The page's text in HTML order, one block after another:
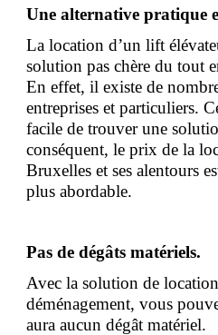
Une alternative pratique
La location d’un lift
solution pas chère du tout
En effet, il existe de
entreprises et particuliers.
facile de trouver une
conséquent, le prix de la
Bruxelles et ses alentours
plus abordable.
Pas de dégâts matériels.
Avec la solution de
déménagement, vous
aura aucun dégât matériel.